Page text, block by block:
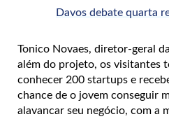
Davos debate quarta
Tonico Novaes, diretor-geral
além do projeto, os visitantes
conhecer 200 startups e
chance de o jovem conseguir
alavancar seu negócio, com a